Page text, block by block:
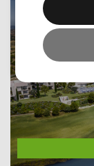
MONTE